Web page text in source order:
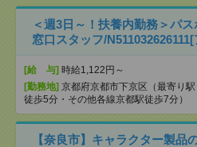
＜週3日～！扶養内勤務＞パ
窓口スタッフ/
[給 与] 時給1,122円～
[勤務地] 京都府京都市下京区（最寄り
徒歩5分・その他各線京都駅徒歩7分）
【奈良市】キャラクター製品